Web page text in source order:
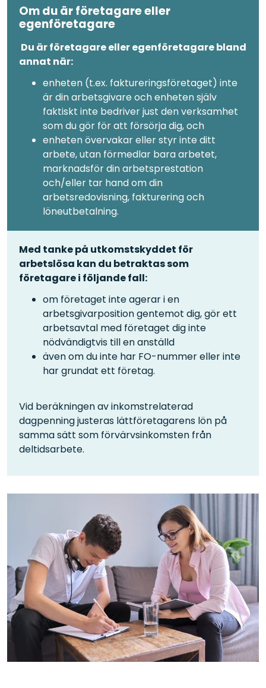
Om du är företagare eller
egenföretagare
Du är företagare eller egenföretagare bland
annat när:
enheten (t.ex. faktureringsföretaget) inte
är din arbetsgivare och enheten själv
faktiskt inte bedriver just den verksamhet
som du gör för att försörja dig, och
enheten övervakar eller styr inte ditt
arbete, utan förmedlar bara arbetet,
marknadsför din arbetsprestation
och/eller tar hand om din
arbetsredovisning, fakturering och
löneutbetalning.
Med tanke på utkomstskyddet för
arbetslösa kan du betraktas som
företagare i följande fall:
om företaget inte agerar i en
arbetsgivarposition gentemot dig, gör ett
arbetsavtal med företaget dig inte
nödvändigtvis till en anställd
även om du inte har FO-nummer eller inte
har grundat ett företag.
Vid beräkningen av inkomstrelaterad
dagpenning justeras lättföretagarens lön på
samma sätt som förvärvsinkomsten från
deltidsarbete.